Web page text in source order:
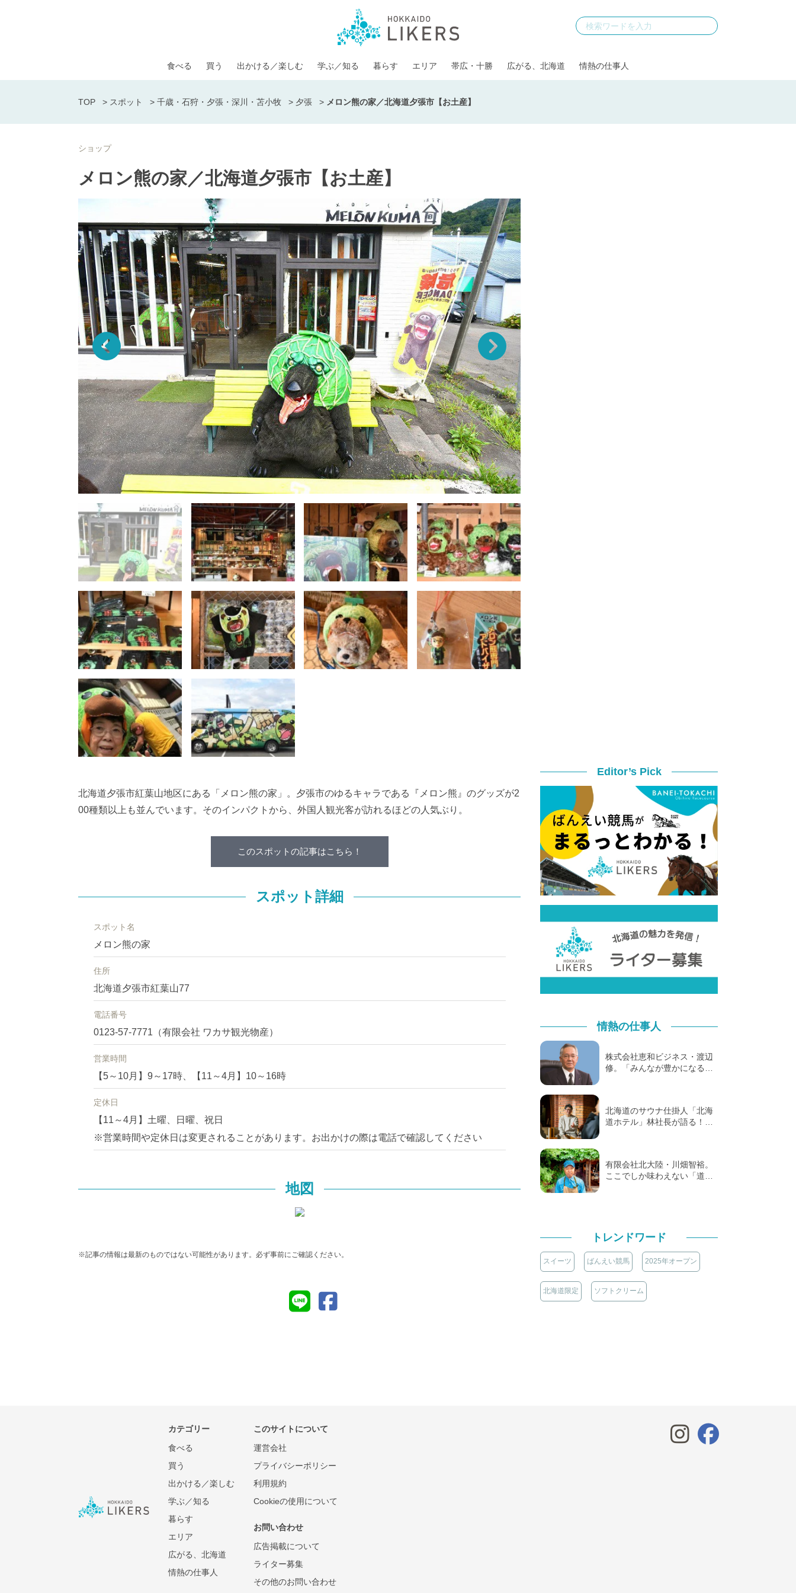
食べる 買う 出かける／楽しむ 学ぶ／知る 暮らす エリア 帯広・十勝 広がる、北海道 情熱の仕事人
TOP > スポット > 千歳・石狩・夕張・深川・苫小牧 > 夕張 > メロン熊の家／北海道夕張市【お土産】
ショップ
メロン熊の家／北海道夕張市【お土産】
北海道夕張市紅葉山地区にある「メロン熊の家」。夕張市のゆるキャラである『メロン熊』のグッズが2
00種類以上も並んでいます。そのインパクトから、外国人観光客が訪れるほどの人気ぶり。
このスポットの記事はこちら！
スポット詳細
スポット名
メロン熊の家
住所
北海道夕張市紅葉山77
電話番号
0123-57-7771（有限会社 ワカサ観光物産）
営業時間
【5～10月】9～17時、【11～4月】10～16時
定休日
【11～4月】土曜、日曜、祝日
※営業時間や定休日は変更されることがあります。お出かけの際は電話で確認してください
地図
※記事の情報は最新のものではない可能性があります。必ず事前にご確認ください。
Editor’s Pick
情熱の仕事人
株式会社恵和ビジネス・渡辺
修。「みんなが豊かになる…
北海道のサウナ仕掛人「北海
道ホテル」林社長が語る！…
有限会社北大陸・川畑智裕。
ここでしか味わえない「道…
トレンドワード
スイーツ ばんえい競馬 2025年オープン
北海道限定 ソフトクリーム
カテゴリー
食べる
買う
出かける／楽しむ
学ぶ／知る
暮らす
エリア
広がる、北海道
情熱の仕事人
このサイトについて
運営会社
プライバシーポリシー
利用規約
Cookieの使用について
お問い合わせ
広告掲載について
ライター募集
その他のお問い合わせ